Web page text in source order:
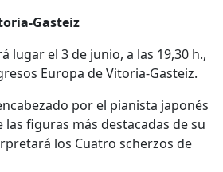
Gasteiz
lugar el 3 de junio, a las 19,30 h.,
Europa de Vitoria-Gasteiz.
por el pianista japonés
las figuras más destacadas de su
los Cuatro scherzos de